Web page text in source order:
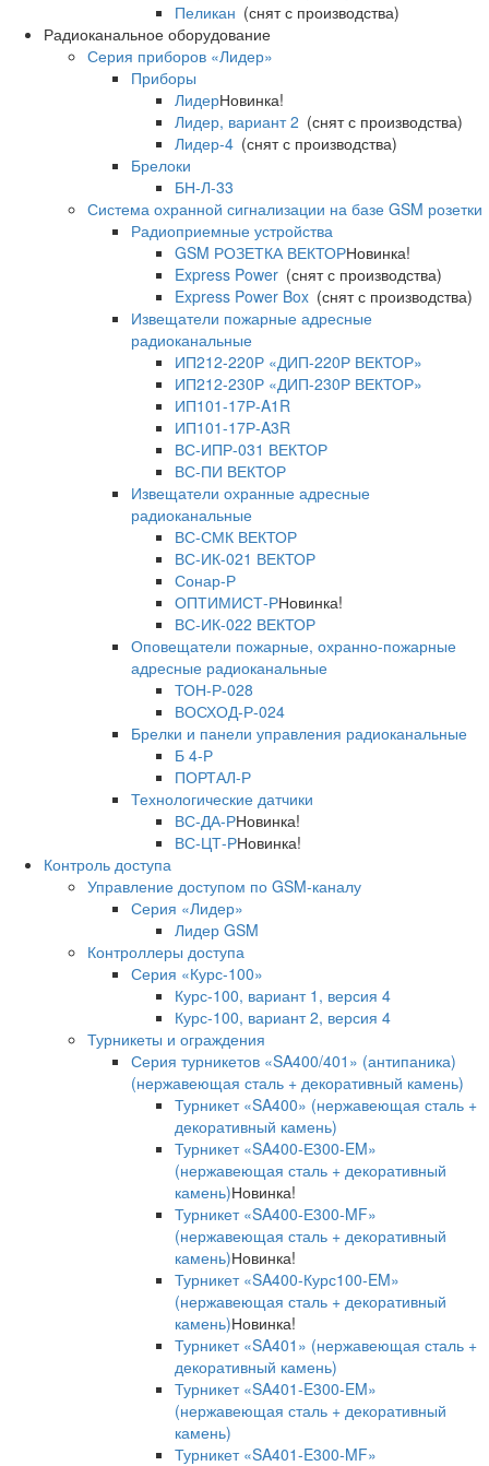
Пеликан (снят с производства)
Радиоканальное оборудование
Серия приборов «Лидер»
Приборы
ЛидерНовинка!
Лидер, вариант 2 (снят с производства)
Лидер-4 (снят с производства)
Брелоки
БН-Л-33
Система охранной сигнализации на базе GSM розетки
Радиоприемные устройства
GSM РОЗЕТКА ВЕКТОРНовинка!
Express Power (снят с производства)
Express Power Box (снят с производства)
Извещатели пожарные адресные
радиоканальные
ИП212-220Р «ДИП-220Р ВЕКТОР»
ИП212-230Р «ДИП-230Р ВЕКТОР»
ИП101-17Р-A1R
ИП101-17Р-A3R
ВС-ИПР-031 ВЕКТОР
ВС-ПИ ВЕКТОР
Извещатели охранные адресные
радиоканальные
ВС-СМК ВЕКТОР
ВС-ИК-021 ВЕКТОР
Сонар-Р
ОПТИМИСТ-РНовинка!
ВС-ИК-022 ВЕКТОР
Оповещатели пожарные, охранно-пожарные
адресные радиоканальные
ТОН-Р-028
ВОСХОД-Р-024
Брелки и панели управления радиоканальные
Б 4-Р
ПОРТАЛ-Р
Технологические датчики
ВС-ДА-РНовинка!
ВС-ЦТ-РНовинка!
Контроль доступа
Управление доступом по GSM-каналу
Серия «Лидер»
Лидер GSM
Контроллеры доступа
Серия «Курс-100»
Курс-100, вариант 1, версия 4
Курс-100, вариант 2, версия 4
Турникеты и ограждения
Серия турникетов «SA400/401» (антипаника)
(нержавеющая сталь + декоративный камень)
Турникет «SA400» (нержавеющая сталь +
декоративный камень)
Турникет «SA400-Е300-EM»
(нержавеющая сталь + декоративный
камень)Новинка!
Турникет «SA400-Е300-MF»
(нержавеющая сталь + декоративный
камень)Новинка!
Турникет «SA400-Курс100-EM»
(нержавеющая сталь + декоративный
камень)Новинка!
Турникет «SA401» (нержавеющая сталь +
декоративный камень)
Турникет «SA401-E300-EM»
(нержавеющая сталь + декоративный
камень)
Турникет «SA401-E300-MF»